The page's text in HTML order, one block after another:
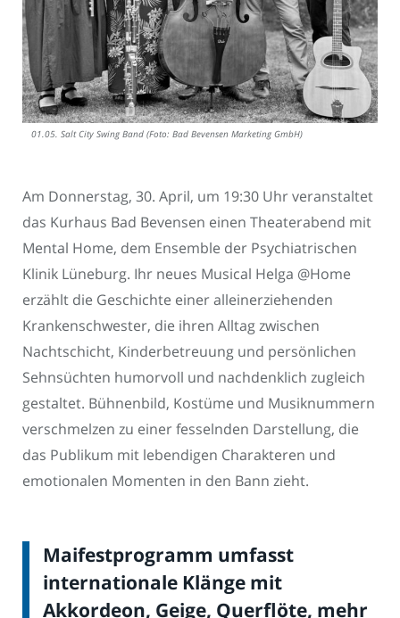
01.05. Salt City Swing Band (Foto: Bad Bevensen Marketing GmbH)
Am Donnerstag, 30. April, um 19:30 Uhr veranstaltet
das Kurhaus Bad Bevensen einen Theaterabend mit
Mental Home, dem Ensemble der Psychiatrischen
Klinik Lüneburg. Ihr neues Musical Helga @Home
erzählt die Geschichte einer alleinerziehenden
Krankenschwester, die ihren Alltag zwischen
Nachtschicht, Kinderbetreuung und persönlichen
Sehnsüchten humorvoll und nachdenklich zugleich
gestaltet. Bühnenbild, Kostüme und Musiknummern
verschmelzen zu einer fesselnden Darstellung, die
das Publikum mit lebendigen Charakteren und
emotionalen Momenten in den Bann zieht.
Maifestprogramm umfasst
internationale Klänge mit
Akkordeon, Geige, Querflöte, mehr